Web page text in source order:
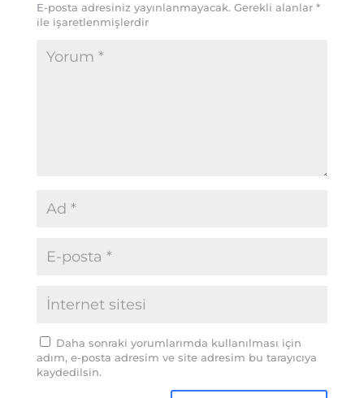
E-posta adresiniz yayınlanmayacak. Gerekli alanlar *
ile işaretlenmişlerdir
Daha sonraki yorumlarımda kullanılması için
adım, e-posta adresim ve site adresim bu tarayıcıya
kaydedilsin.